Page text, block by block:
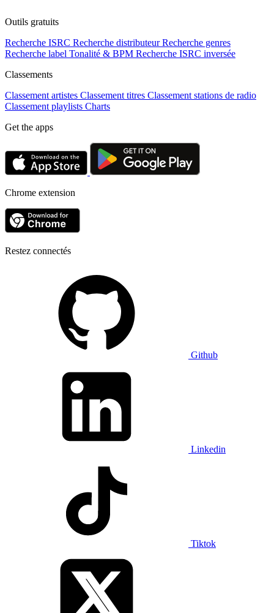
Outils gratuits
Recherche ISRC Recherche distributeur Recherche genres
Recherche label Tonalité & BPM Recherche ISRC inversée
Classements
Classement artistes Classement titres Classement stations de radio
Classement playlists Charts
Get the apps
Chrome extension
Restez connectés
Github
Linkedin
Tiktok